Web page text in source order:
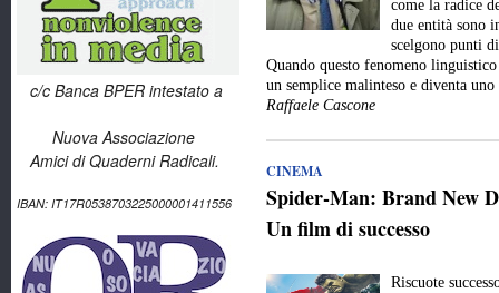
c/c Banca BPER intestato a
Nuova Associazione
Amici di Quaderni Radicali.
IBAN: IT17R0538703225000001411556
come la radice
due entità sono
scelgono punti
Quando questo fenomeno
un semplice malinteso e diventa
Raffaele Cascone
CINEMA
Spider-Man: Brand New
Un film di successo
Riscuote